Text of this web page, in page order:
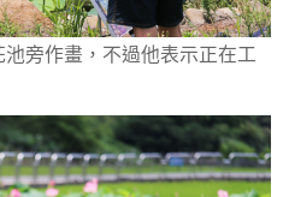
旁作畫，不過他表示正在工